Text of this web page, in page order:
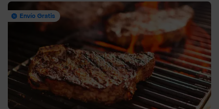
Envío Gratis